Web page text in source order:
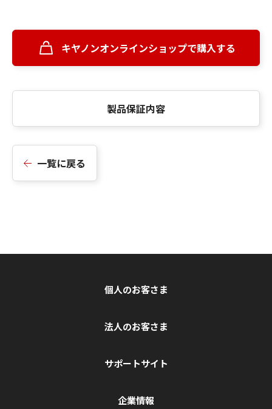
キヤノンオンラインショップで購入する
製品保証内容
一覧に戻る
個人のお客さま
法人のお客さま
サポートサイト
企業情報